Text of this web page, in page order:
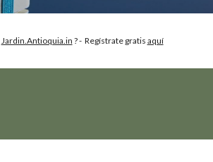
Jardin.Antioquia.in ? - Regístrate gratis aquí